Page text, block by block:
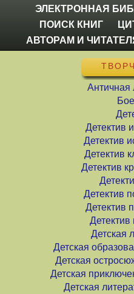
ЭЛЕКТРОННАЯ
ПОИСК КНИГ
АВТОРАМ И
Античная
Детектив
Детектив
Детектив
Детектив
Детектив
Детектив
Детская
Детская
Детская
Детская
Детская